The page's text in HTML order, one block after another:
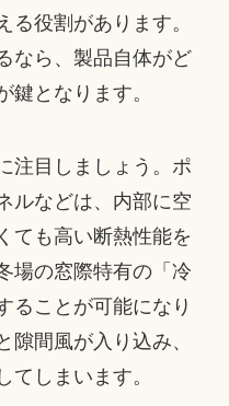
る役割があります。
なら、製品自体がど
鍵となります。
注目しましょう。ポ
ルなどは、内部に空
ても高い断熱性能を
場の窓際特有の「冷
ることが可能になり
隙間風が入り込み、
てしまいます。